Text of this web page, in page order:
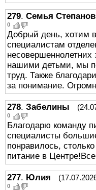
279. Семья
0
Добрый день, хотим
специалистам
несовершеннолетних
нашими детьми, мы
труд. Также
за понимание.
278. Забелины
0
Благодарю команду
специалисты
понравилось,
питание в
277. Юлия
0